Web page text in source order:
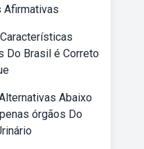
Afirmativas
Do Brasil é Correto
Abaixo
órgãos Do